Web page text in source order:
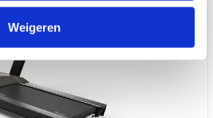
Weigeren